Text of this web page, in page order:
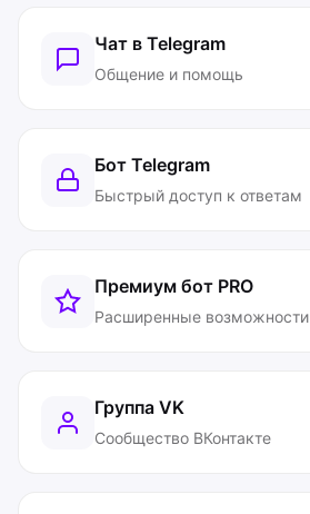
Чат в Telegram
Общение и помощь
Бот Telegram
Быстрый доступ к ответам
Премиум бот PRO
Расширенные возможности
Группа VK
Сообщество ВКонтакте